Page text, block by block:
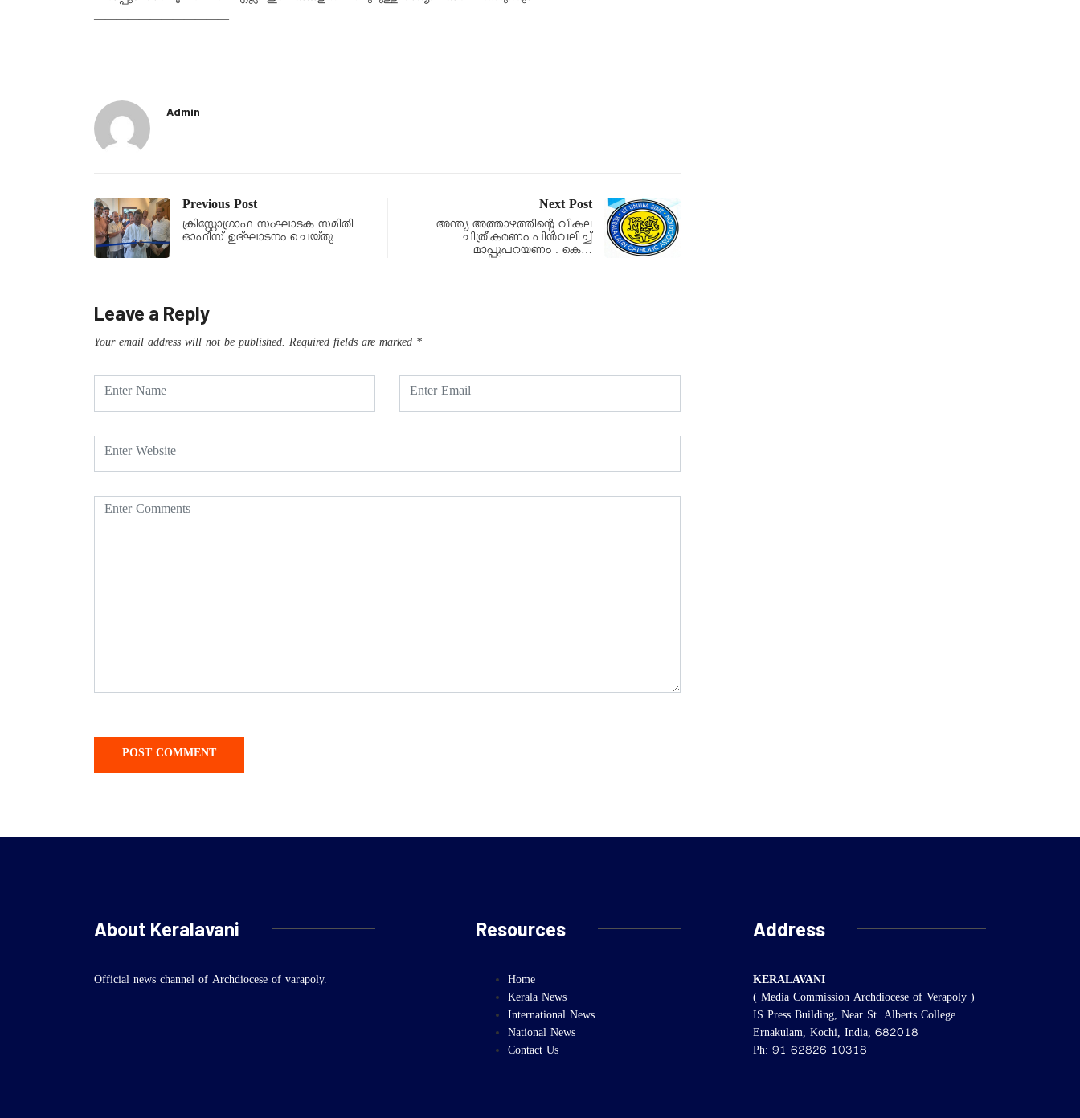
————————————
Admin
Previous Post
ക്രിസ്റ്റോഗ്രാഫ സംഘാടക സമിതി
ഓഫീസ് ഉദ്ഘാടനം ചെയ്തു.
Next Post
അന്ത്യ അത്താഴത്തിൻ്റെ വികല
ചിത്രീകരണം പിൻവലിച്ച്
മാപ്പുപറയണം : കെ…
Leave a Reply
Your email address will not be published. Required fields are marked *
About Keralavani
Official news channel of Archdiocese of varapoly.
Resources
Home
Kerala News
International News
National News
Contact Us
Address
KERALAVANI
( Media Commission Archdiocese of Verapoly )
IS Press Building, Near St. Alberts College
Ernakulam, Kochi, India, 682018
Ph: 91 62826 10318